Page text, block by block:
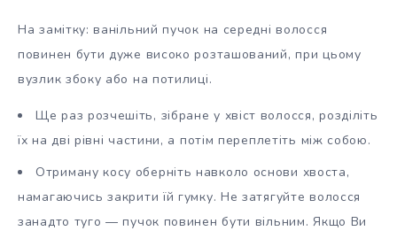
На замітку: ванільний пучок на середні волосся
повинен бути дуже високо розташований, при цьому
вузлик збоку або на потилиці.
Ще раз розчешіть, зібране у хвіст волосся, розділіть
їх на дві рівні частини, а потім переплетіть між собою.
Отриману косу оберніть навколо основи хвоста,
намагаючись закрити їй гумку. Не затягуйте волосся
занадто туго — пучок повинен бути вільним. Якщо Ви